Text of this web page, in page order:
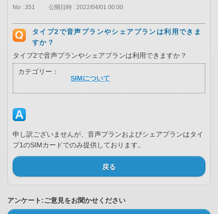
No : 351 公開日時 : 2022/04/01 00:00
タイプ2で音声プランやシェアプランは利用できま
すか？
タイプ2で音声プランやシェアプランは利用できますか？
カテゴリー：
SIMについて
申し訳ございませんが、音声プランおよびシェアプランはタイ
プ1のSIMカードでのみ提供しております。
戻る
アンケート:ご意見をお聞かせください